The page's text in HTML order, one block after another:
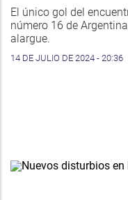
El único gol del
número 16 de
alargue.
14 DE JULIO DE 2024 - 20:36